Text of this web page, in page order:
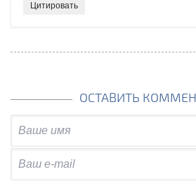
Цитировать
ОСТАВИТЬ